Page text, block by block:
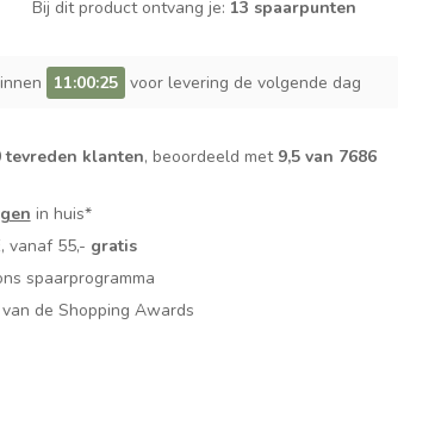
Bij dit product ontvang je: 13 spaarpunten
11:00:24 voor levering de volgende dag
tevreden klanten, beoordeeld met 9,5 van 7686
in huis*
vanaf 55,- gratis
spaarprogramma
de Shopping Awards